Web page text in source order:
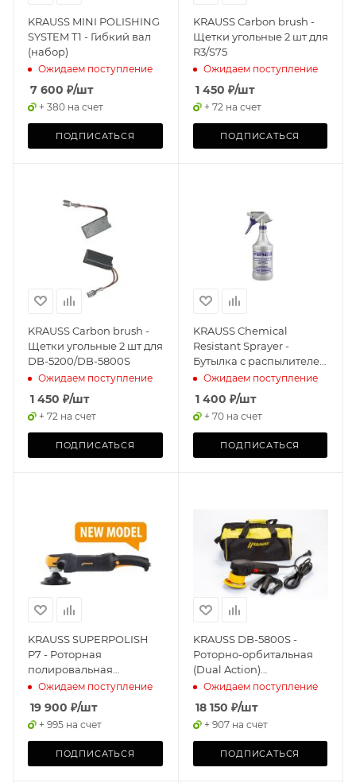
KRAUSS MINI POLISHING
SYSTEM T1 - Гибкий вал
(набор)
Ожидаем поступление
7 600 ₽/шт
+ 380 на счет
ПОДПИСАТЬСЯ
KRAUSS Carbon brush -
Щетки угольные 2 шт для
R3/S75
Ожидаем поступление
1 450 ₽/шт
+ 72 на счет
ПОДПИСАТЬСЯ
KRAUSS Carbon brush -
Щетки угольные 2 шт для
DB-5200/DB-5800S
Ожидаем поступление
1 450 ₽/шт
+ 72 на счет
ПОДПИСАТЬСЯ
KRAUSS Chemical
Resistant Sprayer -
Бутылка с распылителем
SprayMaster 1л
Ожидаем поступление
1 400 ₽/шт
+ 70 на счет
ПОДПИСАТЬСЯ
KRAUSS SUPERPOLISH
P7 - Роторная
полировальная
машинка
Ожидаем поступление
19 900 ₽/шт
+ 995 на счет
ПОДПИСАТЬСЯ
KRAUSS DB-5800S -
Роторно-орбитальная
(Dual Action)
полировальная
машинка (в сумке)
Ожидаем поступление
18 150 ₽/шт
+ 907 на счет
ПОДПИСАТЬСЯ